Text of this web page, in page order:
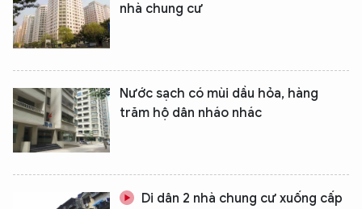
nhà chung cư
Nước sạch có mùi dầu hỏa, hàng
trăm hộ dân nháo nhác
Di dân 2 nhà chung cư xuống cấp